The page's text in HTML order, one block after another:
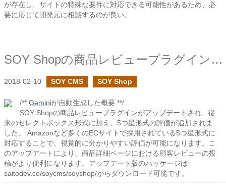
が存在し、サイトの特殊な要件に対応できる可能性があるため、必
要に応じて開発元に相談するのが良い。
SOY Shopの商品レビュープラグインで5つ星形式の評価用cms:idタグを追加しました
2018-02-10 SOY CMS SOY Shop
/** Geminiが自動生成した概要 **/
SOY Shopの商品レビュープラグインがアップデートされ、従
来のセレクトボックス形式に加え、5つ星形式の評価が追加されま
した。 Amazonなど多くのECサイトで採用されている5つ星形式に
対応することで、視覚的に分かりやすい評価が可能になります。こ
のアップデートにより、商品詳細ページにおける顧客レビューの投
稿がより便利になります。アップデート版のパッケージは
saitodev.co/soycms/soyshop/からダウンロード可能です。